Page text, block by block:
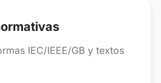
IEC/IEEE/GB y textos